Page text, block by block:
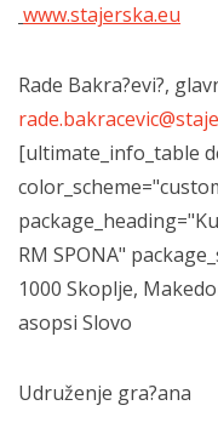
www.stajerska.eu
Rade Bakra?evi?,
[ultimate_info_table
RM SPONA"
1000 Skoplje,
asopsi Slovo
Udruženje gra?ana